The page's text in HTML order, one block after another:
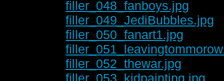
filler_048_fanboys.jpg
filler_049_JediBubbles.jpg
filler_050_fanart1.jpg
filler_052_thewar.jpg
filler_053_kidpainting.jpg